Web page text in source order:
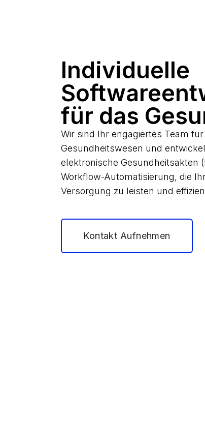
Individuelle
für das
Wir sind Ihr engagiertes Team
Gesundheitswesen und
elektronische Gesundheitsakten
Workflow-Automatisierung, die
Versorgung zu leisten und
Kontakt Aufnehmen